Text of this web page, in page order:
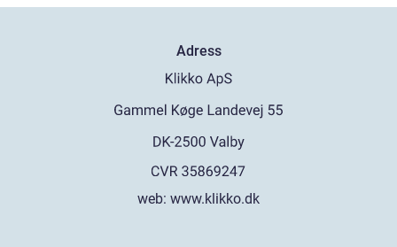
Adress
web: www.klikko.dk